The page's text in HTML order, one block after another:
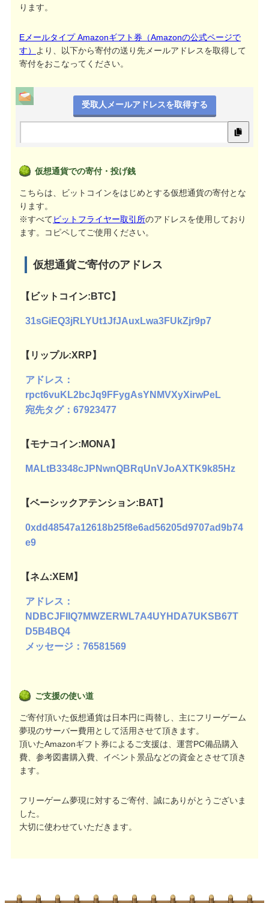
ります。
Eメールタイプ Amazonギフト券（Amazonの公式ページで
す） より、以下から寄付の送り先メールアドレスを取得して
寄付をおこなってください。
受取人メールアドレスを取得する
仮想通貨での寄付・投げ銭
こちらは、ビットコインをはじめとする仮想通貨の寄付とな
ります。
※すべてビットフライヤー取引所のアドレスを使用しており
ます。コピペしてご使用ください。
仮想通貨ご寄付のアドレス
【ビットコイン:BTC】
31sGiEQ3jRLYUt1JfJAuxLwa3FUkZjr9p7
【リップル:XRP】
アドレス：
rpct6vuKL2bcJq9FFygAsYNMVXyXirwPeL
宛先タグ：67923477
【モナコイン:MONA】
MALtB3348cJPNwnQBRqUnVJoAXTK9k85Hz
【ベーシックアテンション:BAT】
0xdd48547a12618b25f8e6ad56205d9707ad9b74
e9
【ネム:XEM】
アドレス：
NDBCJFIIQ7MWZERWL7A4UYHDA7UKSB67T
D5B4BQ4
メッセージ：76581569
ご支援の使い道
ご寄付頂いた仮想通貨は日本円に両替し、主にフリーゲーム
夢現のサーバー費用として活用させて頂きます。
頂いたAmazonギフト券によるご支援は、運営PC備品購入
費、参考図書購入費、イベント景品などの資金とさせて頂き
ます。
フリーゲーム夢現に対するご寄付、誠にありがとうございま
した。
大切に使わせていただきます。